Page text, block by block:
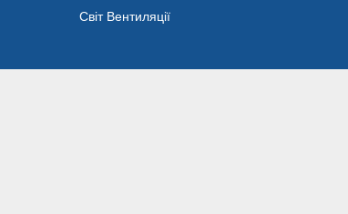
Світ Вентиляції